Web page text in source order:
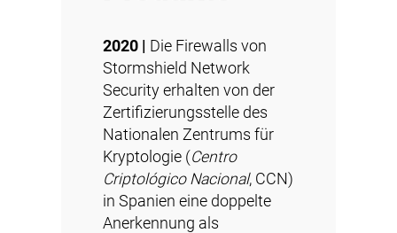
2020 | Die Firewalls von
Stormshield Network
Security erhalten von der
Zertifizierungsstelle des
Nationalen Zentrums für
Kryptologie (Centro
Criptológico Nacional, CCN)
in Spanien eine doppelte
Anerkennung als